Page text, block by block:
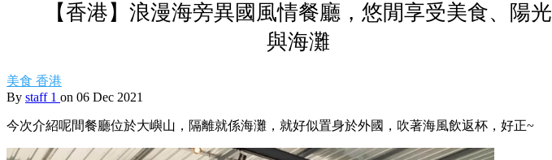
【香港】浪漫海旁異國風情餐廳，悠閒享受美食、陽光
與海灘
美食 香港
By staff 1 on 06 Dec 2021
今次介紹呢間餐廳位於大嶼山，隔離就係海灘，就好似置身於外國，吹著海風飲返杯，好正~